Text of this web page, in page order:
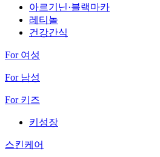
아르기닌·블랙마카
레티놀
건강간식
For 여성
For 남성
For 키즈
키성장
스킨케어